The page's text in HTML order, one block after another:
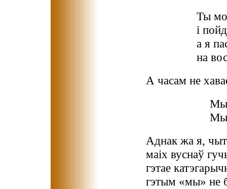
Ты
і
а я
на
А часам не
Мы
Мы
Аднак жа я,
маіх вуснаў
гэтае
гэтым «мы» не